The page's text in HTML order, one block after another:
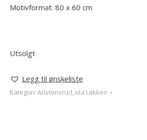
Motivformat: 80 x 60 cm
Utsolgt
Legg til ønskeliste
Kategori: Anstensrud, Ida Løkken